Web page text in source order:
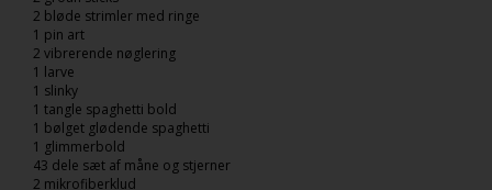
2 bløde strimler med ringe
1 pin art
2 vibrerende nøglering
1 larve
1 slinky
1 tangle spaghetti bold
1 bølget glødende spaghetti
1 glimmerbold
43 dele sæt af måne og stjerner
2 mikrofiberklud